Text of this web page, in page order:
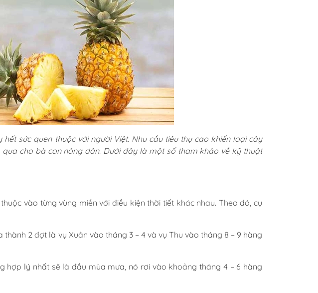
sức quen thuộc với người Việt. Nhu cầu tiêu thụ cao khiến loại cây
cho bà con nông dân. Dưới đây là một số tham khảo về kỹ thuật
vào từng vùng miền với điều kiện thời tiết khác nhau. Theo đó, cụ
thành 2 đợt là vụ Xuân vào tháng 3 – 4 và vụ Thu vào tháng 8 – 9 hàng
hợp lý nhất sẽ là đầu mùa mưa, nó rơi vào khoảng tháng 4 – 6 hàng